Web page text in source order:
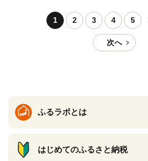
1 2 3 4 5
次へ
ふるラボとは
はじめてのふるさと納税